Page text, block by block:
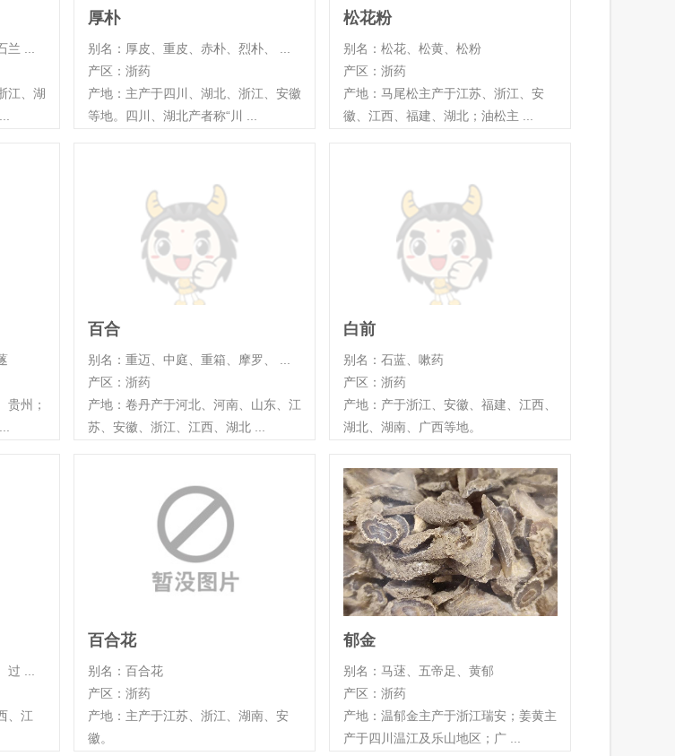
...
江、湖
厚朴
别名：厚皮、重皮、赤朴、烈朴、 ...
产区：浙药
产地：主产于四川、湖北、浙江、安徽
等地。四川、湖北产者称“川 ...
松花粉
别名：松花、松黄、松粉
产区：浙药
产地：马尾松主产于江苏、浙江、安
徽、江西、福建、湖北；油松主 ...
贵州；
百合
别名：重迈、中庭、重箱、摩罗、 ...
产区：浙药
产地：卷丹产于河北、河南、山东、江
苏、安徽、浙江、江西、湖北 ...
白前
别名：石蓝、嗽药
产区：浙药
产地：产于浙江、安徽、福建、江西、
湖北、湖南、广西等地。
...
、江
百合花
别名：百合花
产区：浙药
产地：主产于江苏、浙江、湖南、安
徽。
郁金
别名：马蒁、五帝足、黄郁
产区：浙药
产地：温郁金主产于浙江瑞安；姜黄主
产于四川温江及乐山地区；广 ...